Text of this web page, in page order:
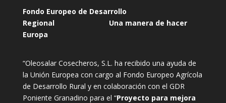
Fondo Europeo de Desarrollo
Regional
Una manera de hacer
Europa
“Oleosalar Cosecheros, S.L. ha recibido una ayuda de
la Unión Europea con cargo al Fondo Europeo Agrícola
de Desarrollo Rural y en colaboración con el GDR
Poniente Granadino para el “Proyecto para mejora